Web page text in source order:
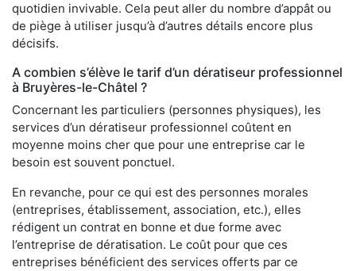
quotidien invivable. Cela peut aller du nombre d’appât ou
de piège à utiliser jusqu’à d’autres détails encore plus
décisifs.
A combien s’élève le tarif d’un dératiseur professionnel
à Bruyères-le-Châtel ?
Concernant les particuliers (personnes physiques), les
services d’un dératiseur professionnel coûtent en
moyenne moins cher que pour une entreprise car le
besoin est souvent ponctuel.
En revanche, pour ce qui est des personnes morales
(entreprises, établissement, association, etc.), elles
rédigent un contrat en bonne et due forme avec
l’entreprise de dératisation. Le coût pour que ces
entreprises bénéficient des services offerts par ce